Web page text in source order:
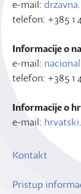
e-mail:
telefon: +385 1
Informacije o
e-mail:
telefon: +385 1
Informacije o
e-mail:
Kontakt
Pristup